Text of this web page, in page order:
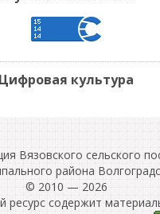
Цифровая культура
Вязовского сельского
района
© 2010 — 2026
ресурс содержит